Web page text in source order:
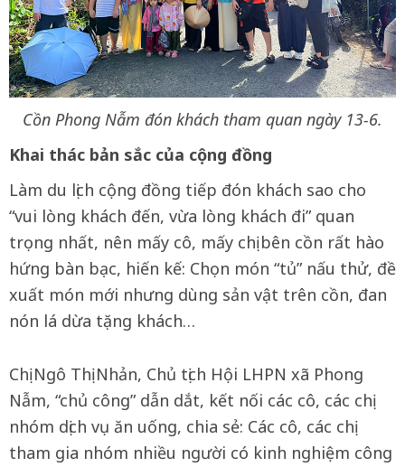
Cồn Phong Nẫm đón khách tham quan ngày 13-6.
Khai thác bản sắc của cộng đồng
Làm du lịch cộng đồng tiếp đón khách sao cho
“vui lòng khách đến, vừa lòng khách đi” quan
trọng nhất, nên mấy cô, mấy chị bên cồn rất hào
hứng bàn bạc, hiến kế: Chọn món “tủ” nấu thử, đề
xuất món mới nhưng dùng sản vật trên cồn, đan
nón lá dừa tặng khách…
Chị Ngô Thị Nhản, Chủ tịch Hội LHPN xã Phong
Nẫm, “chủ công” dẫn dắt, kết nối các cô, các chị
nhóm dịch vụ ăn uống, chia sẻ: Các cô, các chị
tham gia nhóm nhiều người có kinh nghiệm công